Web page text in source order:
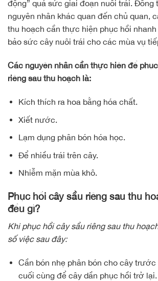
động” quá sức giai đoạn nuôi trái. Đồng
nguyên nhân khác quan đến chủ quan,
thu hoạch cần thực hiện phục hồi
bảo sức cây nuôi trái cho các mùa vụ
Các nguyên nhân cần thực hiện để
riêng sau thu hoạch là:
Kích thích ra hoa bằng hóa chất.
Xiết nước.
Lạm dụng phân bón hóa học.
Để nhiều trái trên cây.
Nhiễm mặn mùa khô.
Phục hồi cây sầu riêng sau thu
đều gì?
Khi phục hồi cây sầu riêng sau thu
số việc sau đây:
Cần bón nhẹ phân bón cho cây
cuối cùng để cây dần phục hồi trở lại.